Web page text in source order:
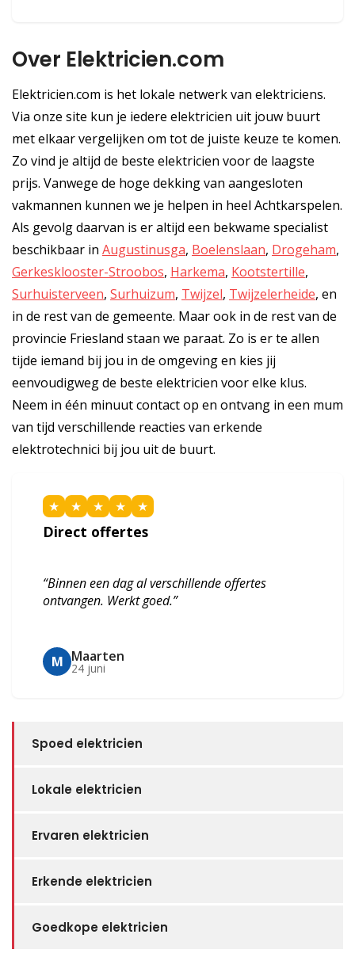
Over Elektricien.com
Elektricien.com is het lokale netwerk van elektriciens.
Via onze site kun je iedere elektricien uit jouw buurt
met elkaar vergelijken om tot de juiste keuze te komen.
Zo vind je altijd de beste elektricien voor de laagste
prijs. Vanwege de hoge dekking van aangesloten
vakmannen kunnen we je helpen in heel Achtkarspelen.
Als gevolg daarvan is er altijd een bekwame specialist
beschikbaar in Augustinusga, Boelenslaan, Drogeham,
Gerkesklooster-Stroobos, Harkema, Kootstertille,
Surhuisterveen, Surhuizum, Twijzel, Twijzelerheide, en
in de rest van de gemeente. Maar ook in de rest van de
provincie Friesland staan we paraat. Zo is er te allen
tijde iemand bij jou in de omgeving en kies jij
eenvoudigweg de beste elektricien voor elke klus.
Neem in één minuut contact op en ontvang in een mum
van tijd verschillende reacties van erkende
elektrotechnici bij jou uit de buurt.
★ ★ ★ ★ ★
Direct offertes
“Binnen een dag al verschillende offertes
ontvangen. Werkt goed.”
M Maarten
24 juni
Spoed elektricien
Lokale elektricien
Ervaren elektricien
Erkende elektricien
Goedkope elektricien